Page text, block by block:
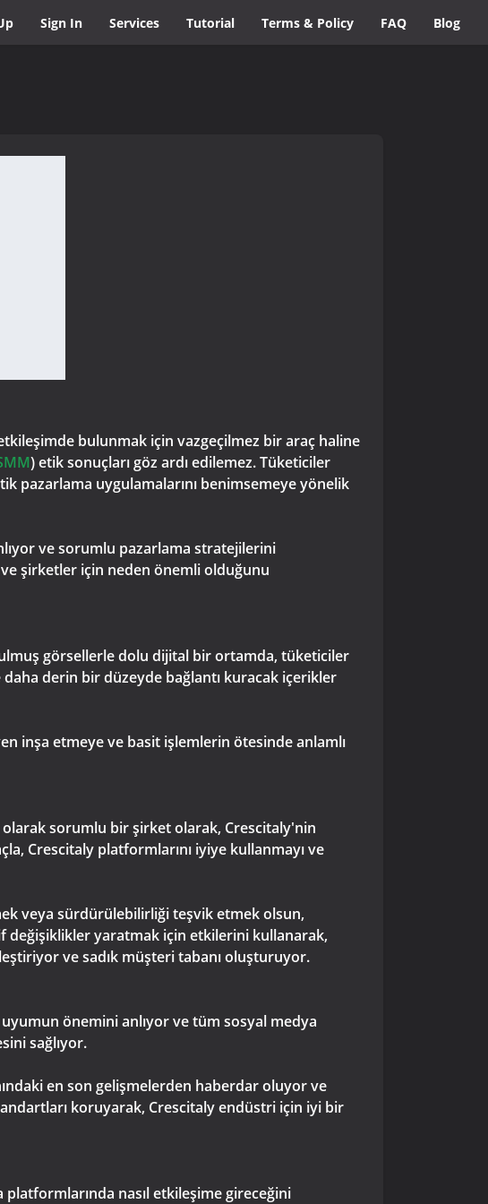
Sign In Services Tutorial Terms & Policy FAQ Blog
bulunmak için vazgeçilmez bir araç haline
) etik sonuçları göz ardı edilemez. Tüketiciler
pazarlama uygulamalarını benimsemeye yönelik
ve sorumlu pazarlama stratejilerini
şirketler için neden önemli olduğunu
görsellerle dolu dijital bir ortamda, tüketiciler
derin bir düzeyde bağlantı kuracak içerikler
inşa etmeye ve basit işlemlerin ötesinde anlamlı
sorumlu bir şirket olarak, Crescitaly'nin
Crescitaly platformlarını iyiye kullanmayı ve
veya sürdürülebilirliği teşvik etmek olsun,
değişiklikler yaratmak için etkilerini kullanarak,
ve sadık müşteri tabanı oluşturuyor.
önemini anlıyor ve tüm sosyal medya
sağlıyor.
en son gelişmelerden haberdar oluyor ve
koruyarak, Crescitaly endüstri için iyi bir
nasıl etkileşime gireceğini